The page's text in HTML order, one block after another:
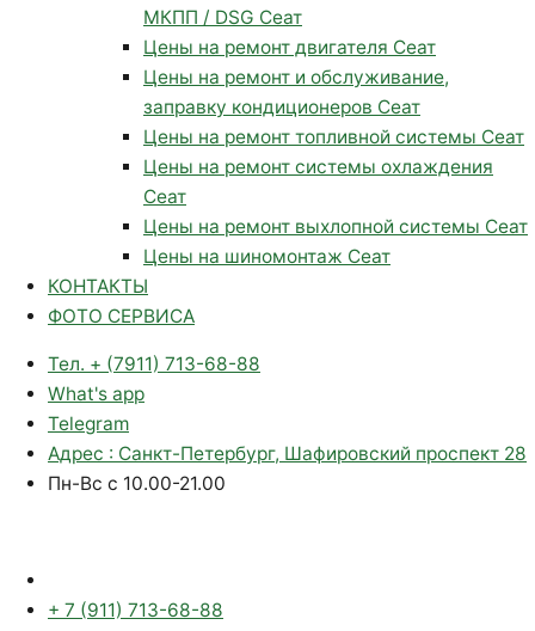
МКПП / DSG Сеат
Цены на ремонт двигателя Сеат
Цены на ремонт и обслуживание,
заправку кондиционеров Сеат
Цены на ремонт топливной системы Сеат
Цены на ремонт системы охлаждения
Сеат
Цены на ремонт выхлопной системы Сеат
Цены на шиномонтаж Сеат
КОНТАКТЫ
ФОТО СЕРВИСА
Тел. + (7911) 713-68-88
What's app
Telegram
Адрес : Санкт-Петербург, Шафировский проспект 28
Пн-Вс с 10.00-21.00
+ 7 (911) 713-68-88